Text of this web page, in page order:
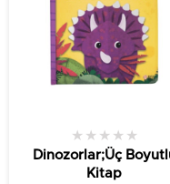
Dinozorlar;Üç
Kitap
★ ★ ★ ★ ★